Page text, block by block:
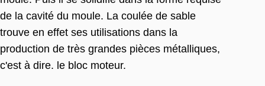
de la cavité du moule. La coulée de sable
trouve en effet ses utilisations dans la
production de très grandes pièces métalliques,
c'est à dire. le bloc moteur.